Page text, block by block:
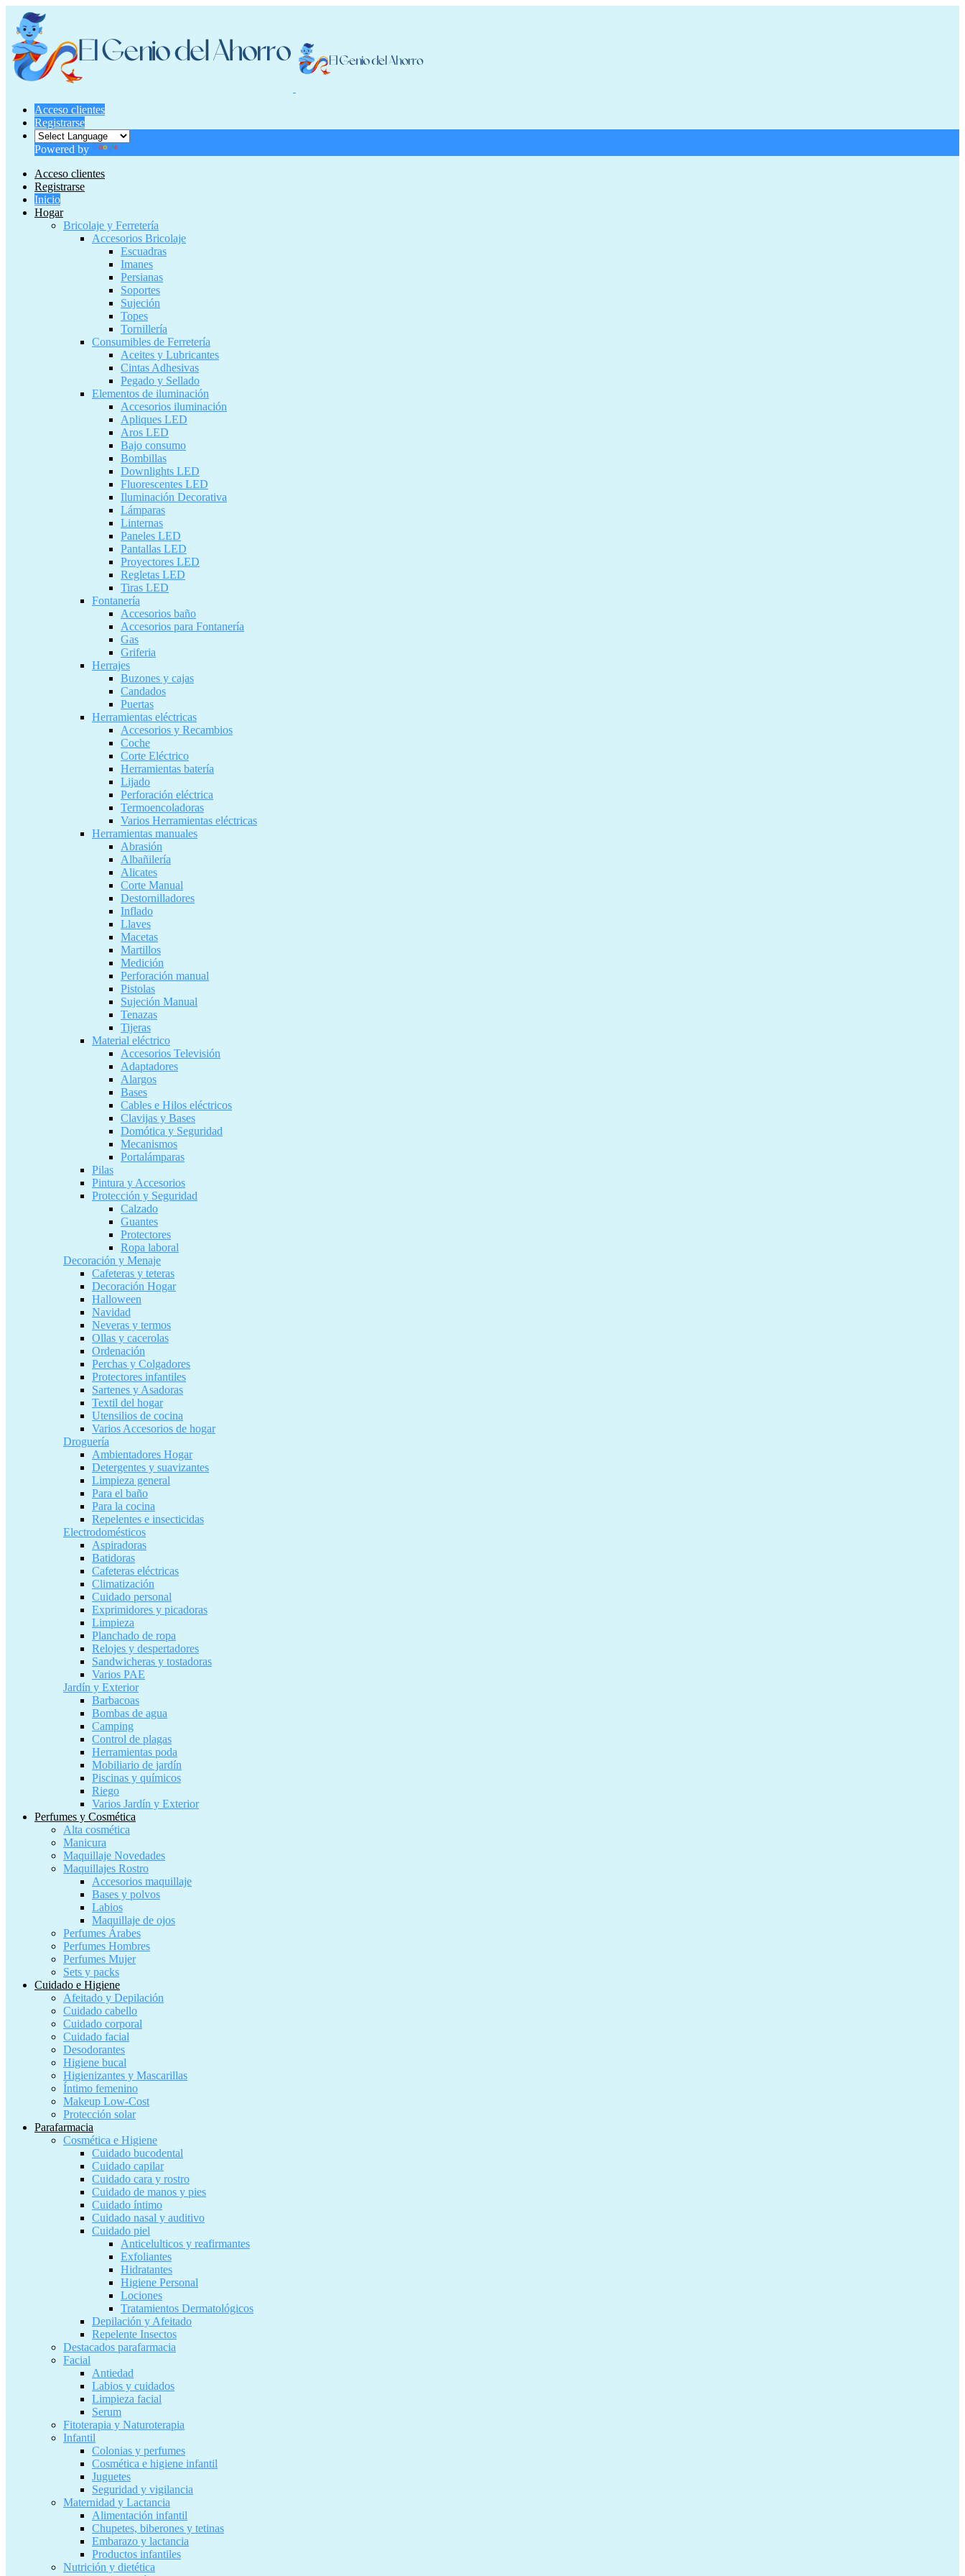
Acceso clientes
Registrarse
Powered by
Acceso clientes
Registrarse
Inicio
Hogar
Bricolaje y Ferretería
Accesorios Bricolaje
Escuadras
Imanes
Persianas
Soportes
Sujeción
Topes
Tornillería
Consumibles de Ferretería
Aceites y Lubricantes
Cintas Adhesivas
Pegado y Sellado
Elementos de iluminación
Accesorios iluminación
Apliques LED
Aros LED
Bajo consumo
Bombillas
Downlights LED
Fluorescentes LED
Iluminación Decorativa
Lámparas
Linternas
Paneles LED
Pantallas LED
Proyectores LED
Regletas LED
Tiras LED
Fontanería
Accesorios baño
Accesorios para Fontanería
Gas
Griferia
Herrajes
Buzones y cajas
Candados
Puertas
Herramientas eléctricas
Accesorios y Recambios
Coche
Corte Eléctrico
Herramientas batería
Lijado
Perforación eléctrica
Termoencoladoras
Varios Herramientas eléctricas
Herramientas manuales
Abrasión
Albañilería
Alicates
Corte Manual
Destornilladores
Inflado
Llaves
Macetas
Martillos
Medición
Perforación manual
Pistolas
Sujeción Manual
Tenazas
Tijeras
Material eléctrico
Accesorios Televisión
Adaptadores
Alargos
Bases
Cables e Hilos eléctricos
Clavijas y Bases
Domótica y Seguridad
Mecanismos
Portalámparas
Pilas
Pintura y Accesorios
Protección y Seguridad
Calzado
Guantes
Protectores
Ropa laboral
Decoración y Menaje
Cafeteras y teteras
Decoración Hogar
Halloween
Navidad
Neveras y termos
Ollas y cacerolas
Ordenación
Perchas y Colgadores
Protectores infantiles
Sartenes y Asadoras
Textil del hogar
Utensilios de cocina
Varios Accesorios de hogar
Droguería
Ambientadores Hogar
Detergentes y suavizantes
Limpieza general
Para el baño
Para la cocina
Repelentes e insecticidas
Electrodomésticos
Aspiradoras
Batidoras
Cafeteras eléctricas
Climatización
Cuidado personal
Exprimidores y picadoras
Limpieza
Planchado de ropa
Relojes y despertadores
Sandwicheras y tostadoras
Varios PAE
Jardín y Exterior
Barbacoas
Bombas de agua
Camping
Control de plagas
Herramientas poda
Mobiliario de jardín
Piscinas y químicos
Riego
Varios Jardín y Exterior
Perfumes y Cosmética
Alta cosmética
Manicura
Maquillaje Novedades
Maquillajes Rostro
Accesorios maquillaje
Bases y polvos
Labios
Maquillaje de ojos
Perfumes Árabes
Perfumes Hombres
Perfumes Mujer
Sets y packs
Cuidado e Higiene
Afeitado y Depilación
Cuidado cabello
Cuidado corporal
Cuidado facial
Desodorantes
Higiene bucal
Higienizantes y Mascarillas
Íntimo femenino
Makeup Low-Cost
Protección solar
Parafarmacia
Cosmética e Higiene
Cuidado bucodental
Cuidado capilar
Cuidado cara y rostro
Cuidado de manos y pies
Cuidado íntimo
Cuidado nasal y auditivo
Cuidado piel
Anticelulticos y reafirmantes
Exfoliantes
Hidratantes
Higiene Personal
Lociones
Tratamientos Dermatológicos
Depilación y Afeitado
Repelente Insectos
Destacados parafarmacia
Facial
Antiedad
Labios y cuidados
Limpieza facial
Serum
Fitoterapia y Naturoterapia
Infantil
Colonias y perfumes
Cosmética e higiene infantil
Juguetes
Seguridad y vigilancia
Maternidad y Lactancia
Alimentación infantil
Chupetes, biberones y tetinas
Embarazo y lactancia
Productos infantiles
Nutrición y dietética